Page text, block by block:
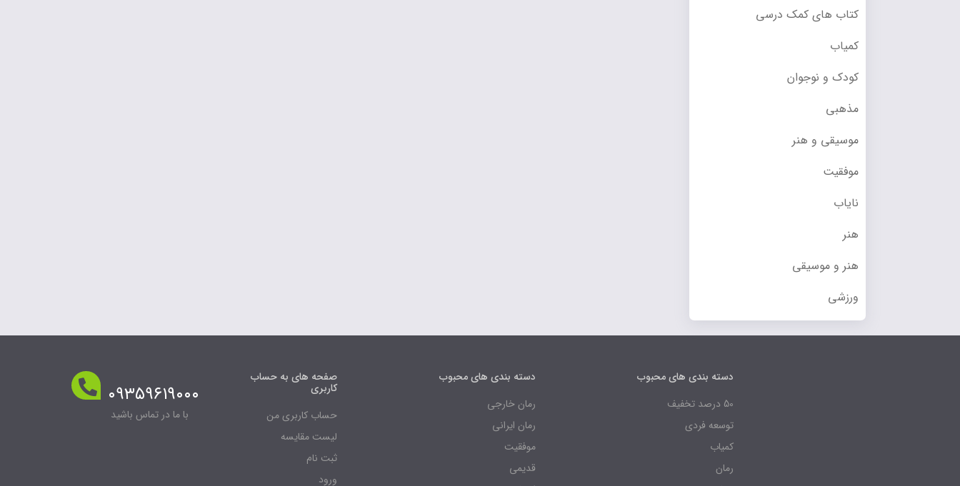
کتاب های کمک درسی
کمیاب
کودک و نوجوان
مذهبی
موسیقی و هنر
موفقیت
نایاب
هنر
هنر و موسیقی
ورزشی
دسته بندی های محبوب
50 درصد تخفیف
توسعه فردی
کمیاب
رمان
دسته بندی های محبوب
رمان خارجی
رمان ایرانی
موفقیت
قدیمی
صفحه های به حساب
کاربری
حساب کاربری من
لیست مقایسه
ثبت نام
ورود
۰۹۳۵۹۶۱۹۰۰۰
با ما در تماس باشید